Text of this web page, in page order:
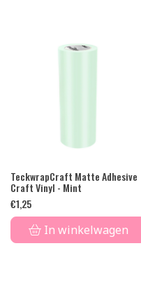
TeckwrapCraft Matte Adhesive
Craft Vinyl - Mint
€1,25
In winkelwagen